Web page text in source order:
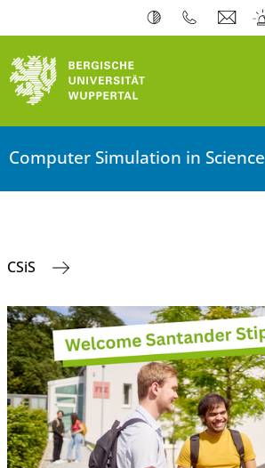
Computer Simulation in Science
CSiS